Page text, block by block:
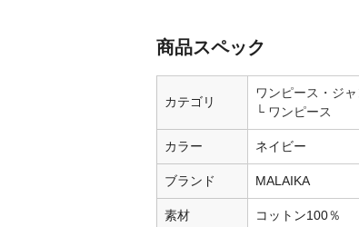
商品スペック
カテゴリ
ワンピース・ジ
ワンピース
カラー ネイビー
ブランド MALAIKA
素材 コットン100％